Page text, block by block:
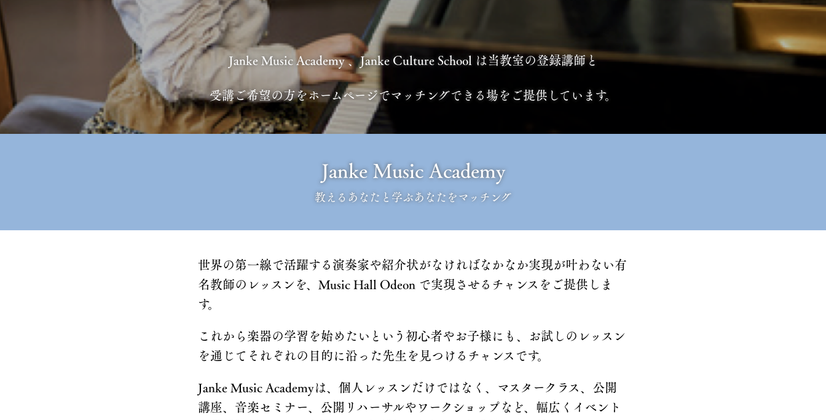
Janke Music Academy 、Janke Culture School は当教室の登録講師と
受講ご希望の方をホームページでマッチングできる場をご提供しています。
Janke Music Academy
教えるあなたと学ぶあなたをマッチング
世界の第一線で活躍する演奏家や紹介状がなければなかなか実現が叶わない有
名教師のレッスンを、Music Hall Odeon で実現させるチャンスをご提供しま
す。
これから楽器の学習を始めたいという初心者やお子様にも、お試しのレッスン
を通じてそれぞれの目的に沿った先生を見つけるチャンスです。
Janke Music Academyは、個人レッスンだけではなく、マスタークラス、公開
講座、音楽セミナー、公開リハーサルやワークショップなど、幅広くイベント